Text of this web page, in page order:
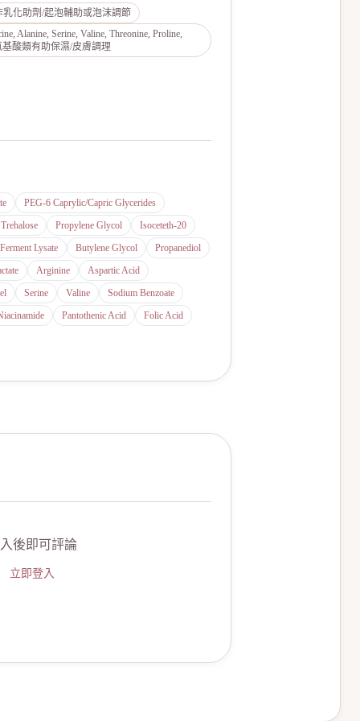
化助劑/起泡輔助或泡沫調節
Alanine, Serine, Valine, Threonine, Proline,
基酸類有助保濕/皮膚調理
PEG-6 Caprylic/Capric Glycerides
Trehalose
Propylene Glycol
Isoceteth-20
Lysate
Butylene Glycol
Propanediol
Arginine
Aspartic Acid
Serine Valine
Sodium Benzoate
Pantothenic Acid Folic Acid
後即可評論
立即登入